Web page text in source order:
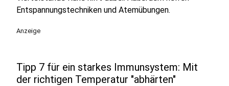
Entspannungstechniken und Atemübungen.
Anzeige
Tipp 7 für ein starkes Immunsystem: Mit
der richtigen Temperatur "abhärten"